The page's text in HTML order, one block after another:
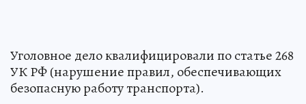
Уголовное дело квалифицировали по статье 268
УК РФ (нарушение правил, обеспечивающих
безопасную работу транспорта).